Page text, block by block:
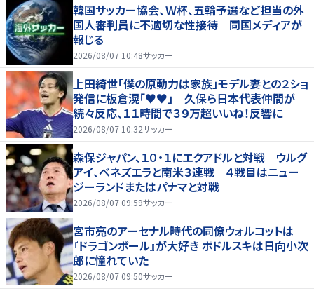
韓国サッカー協会、Ｗ杯、五輪予選など担当の外
国人審判員に不適切な性接待 同国メディアが
報じる
2026/08/07 10:48サッカー
上田綺世「僕の原動力は家族」モデル妻との２ショ
発信に板倉滉「♥♥」 久保ら日本代表仲間が
続々反応、１１時間で３９万超いいね！反響に
2026/08/07 10:32サッカー
森保ジャパン、１０・１にエクアドルと対戦 ウルグ
アイ、ベネズエラと南米３連戦 ４戦目はニュー
ジーランドまたはパナマと対戦
2026/08/07 09:59サッカー
宮市亮のアーセナル時代の同僚ウォルコットは
『ドラゴンボール』が大好き ポドルスキは日向小次
郎に憧れていた
2026/08/07 09:50サッカー